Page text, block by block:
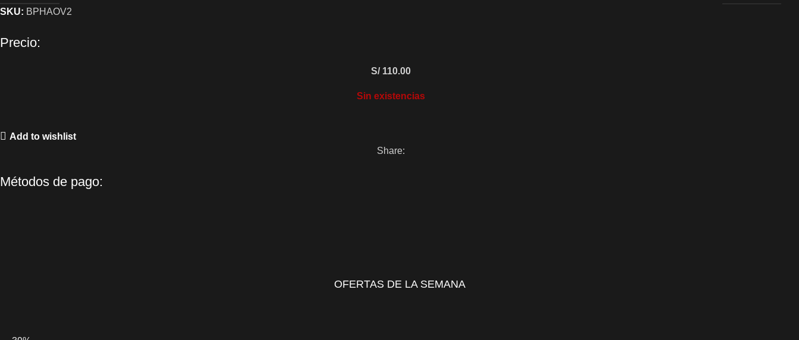
SKU: BPHAOV2
Precio:
S/110.00
Sin existencias
Add to wishlist
Share:
Métodos de pago:
OFERTAS DE LA SEMANA